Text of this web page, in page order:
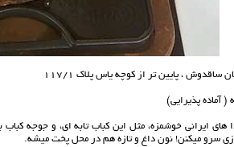
، پایین تر از کوچه یاس پلاک 117/1
( آماده پذیرایی)
های ایرانی خوشمزه، مثل این کباب تابه ای، و جوجه
سرو میکنن! نون داغ و تازه هم در محل پخت میشه.